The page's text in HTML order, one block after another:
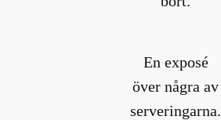
En exposé
över några av
serveringarna.